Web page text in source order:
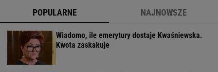
POPULARNE NAJNOWSZE
Wiadomo, ile emerytury dostaje Kwaśniewska.
Kwota zaskakuje